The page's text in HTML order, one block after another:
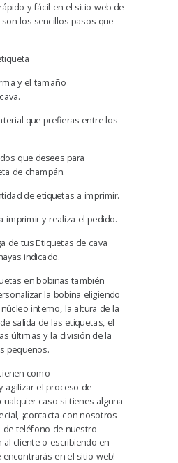
y fácil en el sitio web de
los sencillos pasos que
y el tamaño
que prefieras entre los
que desees para
de champán.
de etiquetas a imprimir.
imprimir y realiza el pedido.
de tus Etiquetas de cava
indicado.
en bobinas también
la bobina eligiendo
interno, la altura de la
salida de las etiquetas, el
últimas y la división de la
pequeños.
como
agilizar el proceso de
caso si tienes alguna
¡contacta con nosotros
de teléfono de nuestro
al cliente o escribiendo en
encontrarás en el sitio web!